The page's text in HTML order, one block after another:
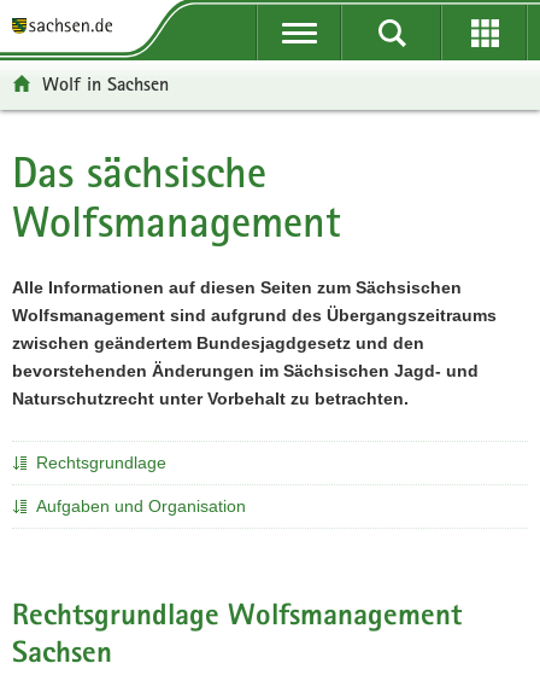
t
ü
b
e
g
r
e
i
f
n
d
e
i
g
t
n
a
v
g
a
t
i
o
p
n
h
a
t
t
-
B
e
e
i
c
h
Wolf in Sachsen
Hauptinhalt
Das sächsische
Wolfsmanagement
Alle Informationen auf diesen Seiten zum Sächsischen
Wolfsmanagement sind aufgrund des Übergangszeitraums
zwischen geändertem Bundesjagdgesetz und den
bevorstehenden Änderungen im Sächsischen Jagd- und
Naturschutzrecht unter Vorbehalt zu betrachten.
Rechtsgrundlage
Aufgaben und Organisation
Rechtsgrundlage Wolfsmanagement
Sachsen